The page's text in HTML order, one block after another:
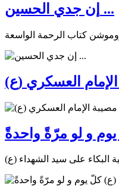
إن جدي الحسين ...
كتاب الرحمة الواسعة
العسكري (ع)
و لو مرّةً واحدةً
البكاء على سيد الشهداء (ع)